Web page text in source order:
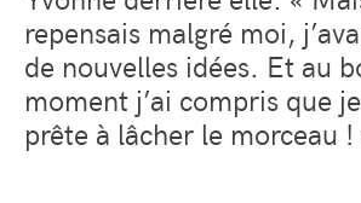
repensais malgré moi,
de nouvelles idées. Et au
moment j’ai compris que
prête à lâcher le morceau !